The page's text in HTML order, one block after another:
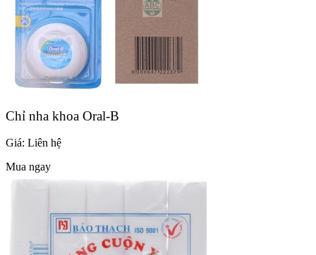
Chỉ nha khoa Oral-B
Giá: Liên hệ
Mua ngay